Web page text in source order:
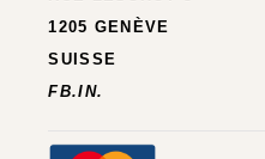
1205 GENÈVE
SUISSE
FB.IN.